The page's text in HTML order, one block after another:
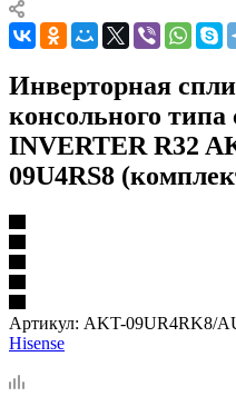
Инверторная
консольного
INVERTER R32
09U4RS8
Артикул: AKT-09UR4RK8/
Hisense